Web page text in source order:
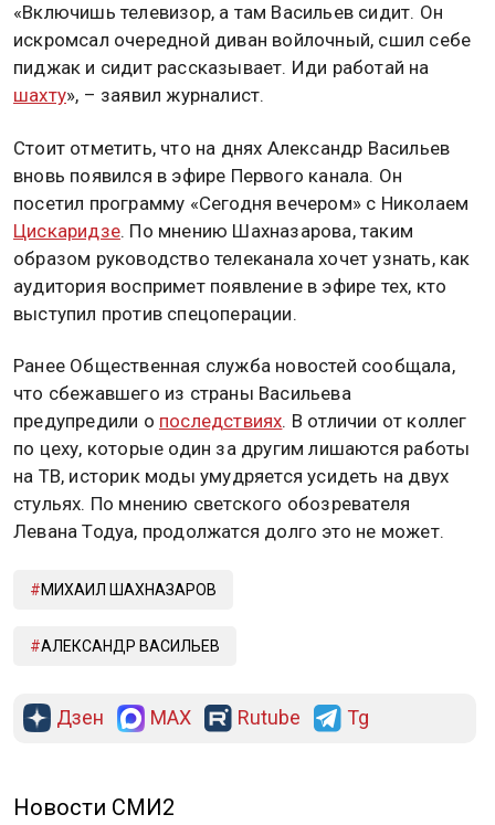
«Включишь телевизор, а там Васильев сидит. Он
искромсал очередной диван войлочный, сшил себе
пиджак и сидит рассказывает. Иди работай на
шахту», – заявил журналист.
Стоит отметить, что на днях Александр Васильев
вновь появился в эфире Первого канала. Он
посетил программу «Сегодня вечером» с Николаем
Цискаридзе. По мнению Шахназарова, таким
образом руководство телеканала хочет узнать, как
аудитория воспримет появление в эфире тех, кто
выступил против спецоперации.
Ранее Общественная служба новостей сообщала,
что сбежавшего из страны Васильева
предупредили о последствиях. В отличии от коллег
по цеху, которые один за другим лишаются работы
на ТВ, историк моды умудряется усидеть на двух
стульях. По мнению светского обозревателя
Левана Тодуа, продолжатся долго это не может.
МИХАИЛ ШАХНАЗАРОВ
АЛЕКСАНДР ВАСИЛЬЕВ
Дзен MAX Rutube Tg
Новости СМИ2